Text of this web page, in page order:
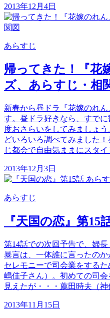
2013年12月4日
あらすじ
帰ってきた！『花
ズ、あらすじ・相
新春から昼ドラ『花嫁のれ
す。昼ドラ好きなら、すで
度おさらいをしてみましょ
どいろいろ調べてみました
じ都会で自由気ままにスタ
2013年12月3日
あらすじ
『天国の恋』第15
第14話での次回予告で、婦
暴言は、一体誰に言ったの
セレモニーで司会業をする
嶋佳子さん）。初めての司
見えたが・・・薦田時夫（
2013年11月15日